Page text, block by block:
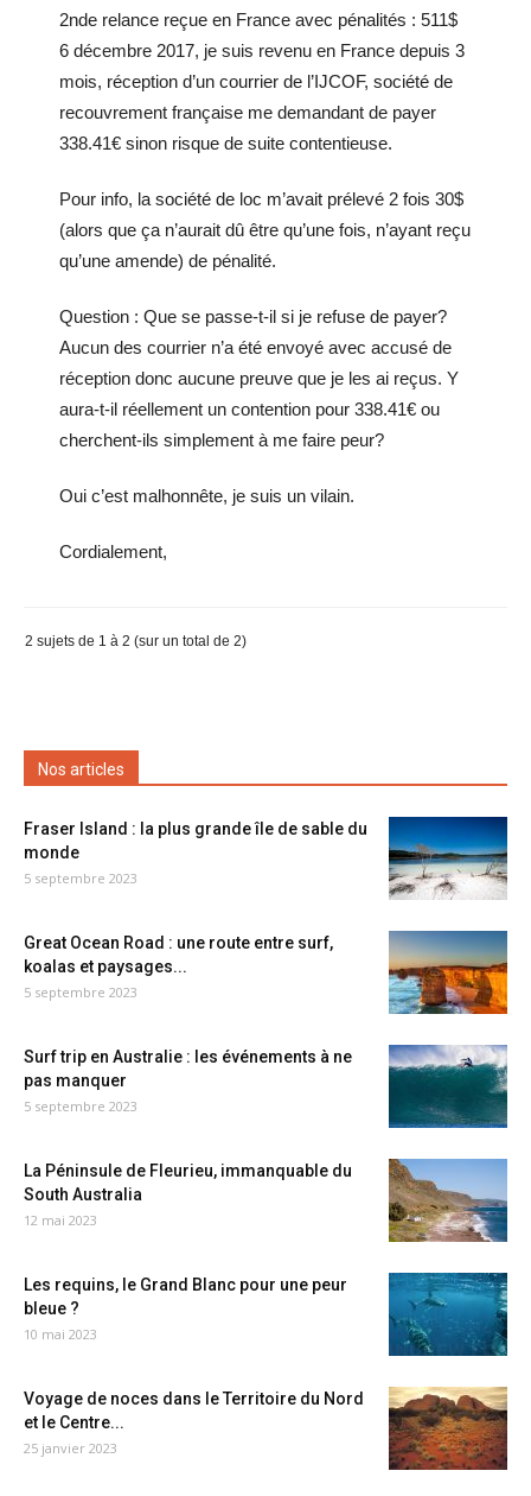
2nde relance reçue en France avec pénalités : 511$
6 décembre 2017, je suis revenu en France depuis 3
mois, réception d’un courrier de l’IJCOF, société de
recouvrement française me demandant de payer
338.41€ sinon risque de suite contentieuse.
Pour info, la société de loc m’avait prélevé 2 fois 30$
(alors que ça n’aurait dû être qu’une fois, n’ayant reçu
qu’une amende) de pénalité.
Question : Que se passe-t-il si je refuse de payer?
Aucun des courrier n’a été envoyé avec accusé de
réception donc aucune preuve que je les ai reçus. Y
aura-t-il réellement un contention pour 338.41€ ou
cherchent-ils simplement à me faire peur?
Oui c’est malhonnête, je suis un vilain.
Cordialement,
2 sujets de 1 à 2 (sur un total de 2)
Nos articles
Fraser Island : la plus grande île de sable du
monde
5 septembre 2023
Great Ocean Road : une route entre surf,
koalas et paysages...
5 septembre 2023
Surf trip en Australie : les événements à ne
pas manquer
5 septembre 2023
La Péninsule de Fleurieu, immanquable du
South Australia
12 mai 2023
Les requins, le Grand Blanc pour une peur
bleue ?
10 mai 2023
Voyage de noces dans le Territoire du Nord
et le Centre...
25 janvier 2023